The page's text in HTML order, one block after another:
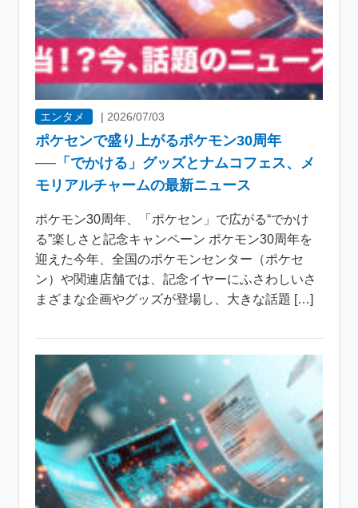
エンタメ | 2026/07/03
ポケセンで盛り上がるポケモン30周年
──「でかける」グッズとナムコフェス、メ
モリアルチャームの最新ニュース
ポケモン30周年、「ポケセン」で広がる“でかけ
る”楽しさと記念キャンペーン ポケモン30周年を
迎えた今年、全国のポケモンセンター（ポケセ
ン）や関連店舗では、記念イヤーにふさわしいさ
まざまな企画やグッズが登場し、大きな話題 […]